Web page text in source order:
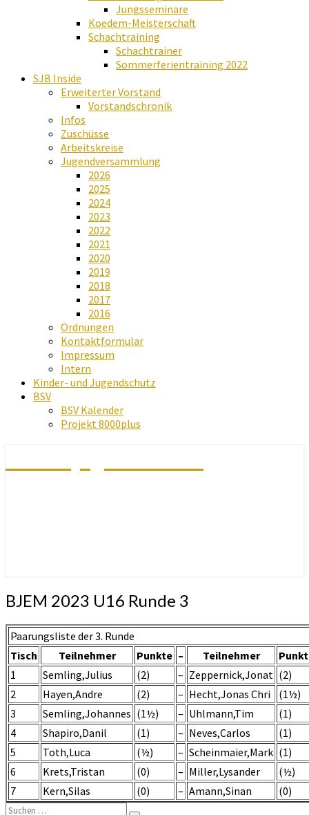
Jungsseminare
Koedem-Meisterschaft
Schachtraining
Schachtrainer
Sommerferientraining 2022
SJB Inside
Erweiterter Vorstand
Vorstandschronik
Infos
Zuschüsse
Arbeitskreise
Jugendversammlung
2026
2025
2024
2023
2022
2021
2020
2019
2018
2017
2016
Ordnungen
Kontaktformular
Impressum
Intern
Kinder- und Jugendschutz
BSV
BSV Kalender
Projekt 8000plus
BJEM
2023
U16
Runde
BJEM 2023 U16 Runde 3
Paarungsliste der 3. Runde
Tisch
Teilnehmer Punkte – Teilnehmer
1
Semling,Julius (2) – Zeppernick,Jonat (2)
2
Hayen,Andre (2) – Hecht,Jonas Chri
(1½)
3
Semling,Johannes (1½) – Uhlmann,Tim
(1)
4
Shapiro,Danil (1) – Neves,Carlos
(1)
5
Toth,Luca (½) – Scheinmaier,Mark (1)
6
Krets,Tristan (0) – Miller,Lysander
(½)
7
Kern,Silas (0) – Amann,Sinan
(0)
Suchen